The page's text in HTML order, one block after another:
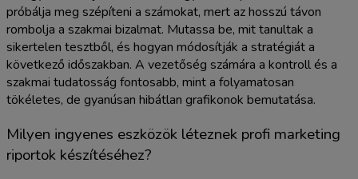
próbálja meg szépíteni a számokat, mert az hosszú távon
rombolja a szakmai bizalmat. Mutassa be, mit tanultak a
sikertelen tesztből, és hogyan módosítják a stratégiát a
következő időszakban. A vezetőség számára a kontroll és a
szakmai tudatosság fontosabb, mint a folyamatosan
tökéletes, de gyanúsan hibátlan grafikonok bemutatása.
Milyen ingyenes eszközök léteznek profi marketing
riportok készítéséhez?